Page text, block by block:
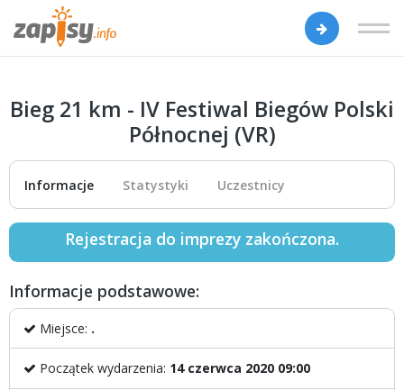
Bieg 21 km - IV Festiwal Biegów Polski
Północnej (VR)
Informacje Statystyki Uczestnicy
Rejestracja do imprezy zakończona.
Informacje podstawowe:
Miejsce: .
Początek wydarzenia: 14 czerwca 2020 09:00